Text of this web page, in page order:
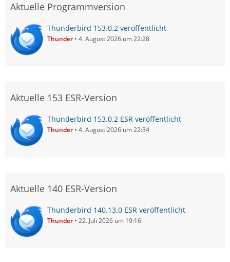
Aktuelle Programmversion
Thunderbird 153.0.2 veröffentlicht
Thunder 4. August 2026 um 22:28
Aktuelle 153 ESR-Version
Thunderbird 153.0.2 ESR veröffentlicht
Thunder 4. August 2026 um 22:34
Aktuelle 140 ESR-Version
Thunderbird 140.13.0 ESR veröffentlicht
Thunder 22. Juli 2026 um 19:16